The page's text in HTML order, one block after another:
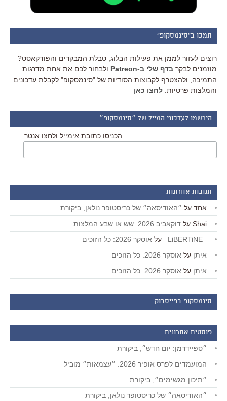
תמכו ב"סינמסקופ"
רוצים לעזור לממן את פעילות הבלוג, טבלת המבקרים והפודקאסט?
מוזמנים לבקר בדף שלי ב-Patreon
ולבחור לכם את אחת מדרגות
התמיכה, ולהצטרף לקבוצות הסודיות של "סינמסקופ" לקבלת עדכונים
והמלצות פרטיות. לחצו כאן
הירשמו לעדכוני המייל של ״סינמסקופ״
הכניסו כתובת אימייל ולחצו אנטר
תגובות אחרונות
אחד על ״האודיסאה״ של כריסטופר נולאן, ביקורת
Shai על דוקאביב 2026: שש או שבע המלצות
על אוסקר 2026: כל הזוכים
איתן על אוסקר 2026: כל הזוכים
איתן על אוסקר 2026: כל הזוכים
סינמסקופ בפייסבוק
פוסטים אחרונים
״ספיידרמן: יום חדש״, ביקורת
המועמדים לפרס אופיר 2026: ״עצמאות״ מוביל
״תיכון מגשימים״, ביקורת
״האודיסאה״ של כריסטופר נולאן, ביקורת